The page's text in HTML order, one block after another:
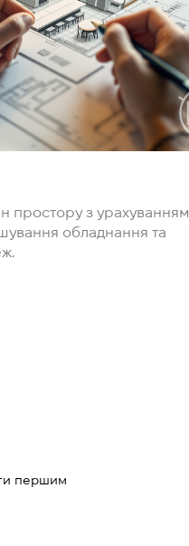
простору з урахуванням
обладнання та
першим